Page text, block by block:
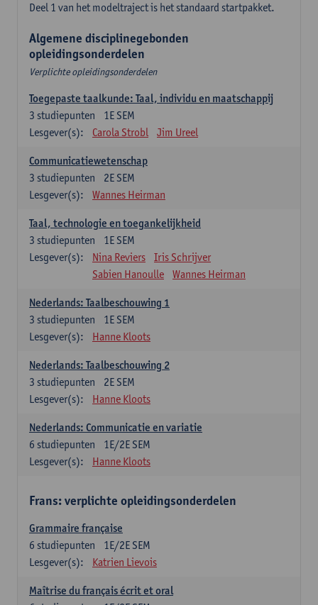
Deel 1 van het modeltraject is het standaard startpakket.
Algemene disciplinegebonden
opleidingsonderdelen
Verplichte opleidingsonderdelen
Toegepaste taalkunde: Taal, individu en maatschappij
1E SEM
3 studiepunten
Lesgever(s):
Carola Strobl Jim Ureel
Communicatiewetenschap
2E SEM
3 studiepunten
Lesgever(s):
Wannes Heirman
Taal, technologie en toegankelijkheid
1E SEM
3 studiepunten
Lesgever(s):
Nina Reviers
Iris Schrijver
Sabien Hanoulle
Wannes Heirman
Nederlands: Taalbeschouwing 1
1E SEM
3 studiepunten
Lesgever(s):
Hanne Kloots
Nederlands: Taalbeschouwing 2
2E SEM
3 studiepunten
Lesgever(s):
Hanne Kloots
Nederlands: Communicatie en variatie
1E/2E SEM
6 studiepunten
Lesgever(s):
Hanne Kloots
Frans: verplichte opleidingsonderdelen
Grammaire française
1E/2E SEM
6 studiepunten
Lesgever(s):
Katrien Lievois
Maîtrise du français écrit et oral